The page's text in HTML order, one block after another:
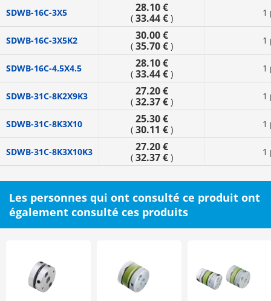
SDWB-16C-3X5 28.10 €
( 33.44 €) 1
SDWB-16C-3X5K2 30.00 €
( 35.70 €) 1
SDWB-16C-4.5X4.5 28.10 €
( 33.44 €) 1
SDWB-31C-8K2X9K3 27.20 €
( 32.37 €) 1
SDWB-31C-8K3X10 25.30 €
( 30.11 €) 1
SDWB-31C-8K3X10K3 27.20 €
( 32.37 €) 1
Les personnes qui ont consulté ce produit ont
également consulté ces produits